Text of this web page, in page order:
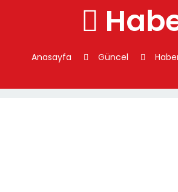
Anasayfa Güncel